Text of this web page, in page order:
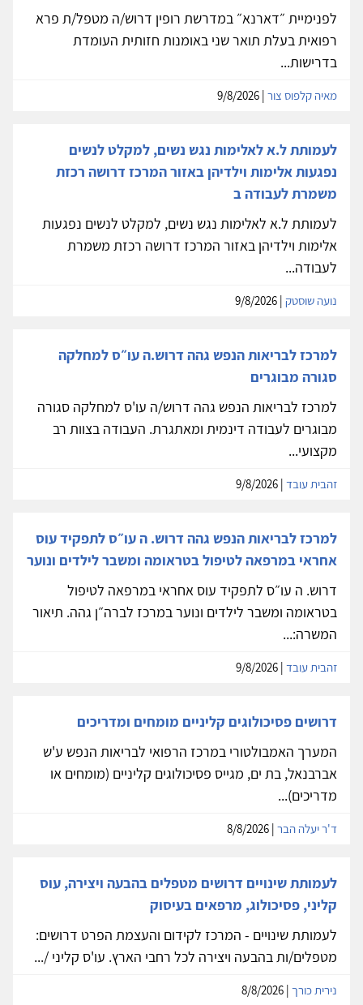
לפנימיית ״דארנא״ במדרשת רופין דרוש/ה מטפל/ת פרא
רפואית בעלת תואר שני באומנות חזותית העומדת
בדרישות...
מאיה קלפוס צור
לעמותת ל.א לאלימות נגש נשים, למקלט לנשים
נפגעות אלימות וילדיהן באזור המרכז דרושה רכזת
משמרת לעבודה ב
לעמותת ל.א לאלימות נגש נשים, למקלט לנשים נפגעות
אלימות וילדיהן באזור המרכז דרושה רכזת משמרת
לעבודה...
נועה שוסטק
למרכז לבריאות הנפש גהה דרוש.ה עו״ס למחלקה
סגורה מבוגרים
למרכז לבריאות הנפש גהה דרוש/ה עו'ס למחלקה סגורה
מבוגרים לעבודה דינמית ומאתגרת. העבודה בצוות רב
מקצועי...
זהבית עובד
למרכז לבריאות הנפש גהה דרוש. ה עו״ס לתפקיד עוס
אחראי במרפאה לטיפול בטראומה ומשבר לילדים ונוער
דרוש. ה עו״ס לתפקיד עוס אחראי במרפאה לטיפול
בטראומה ומשבר לילדים ונוער במרכז לברה״ן גהה. תיאור
המשרה:...
זהבית עובד
דרושים פסיכולוגים קליניים מומחים ומדריכים
המערך האמבולטורי במרכז הרפואי לבריאות הנפש ע'ש
אברבנאל, בת ים, מגייס פסיכולוגים קליניים (מומחים או
מדריכים)...
ד'ר יעלה הבר
לעמותת שינויים דרושים מטפלים בהבעה ויצירה, עוס
קליני, פסיכולוג, מרפאים בעיסוק
לעמותת שינויים - המרכז לקידום והעצמת הפרט דרושים:
מטפלים/ות בהבעה ויצירה לכל רחבי הארץ. עו'ס קליני /...
נירית כורך